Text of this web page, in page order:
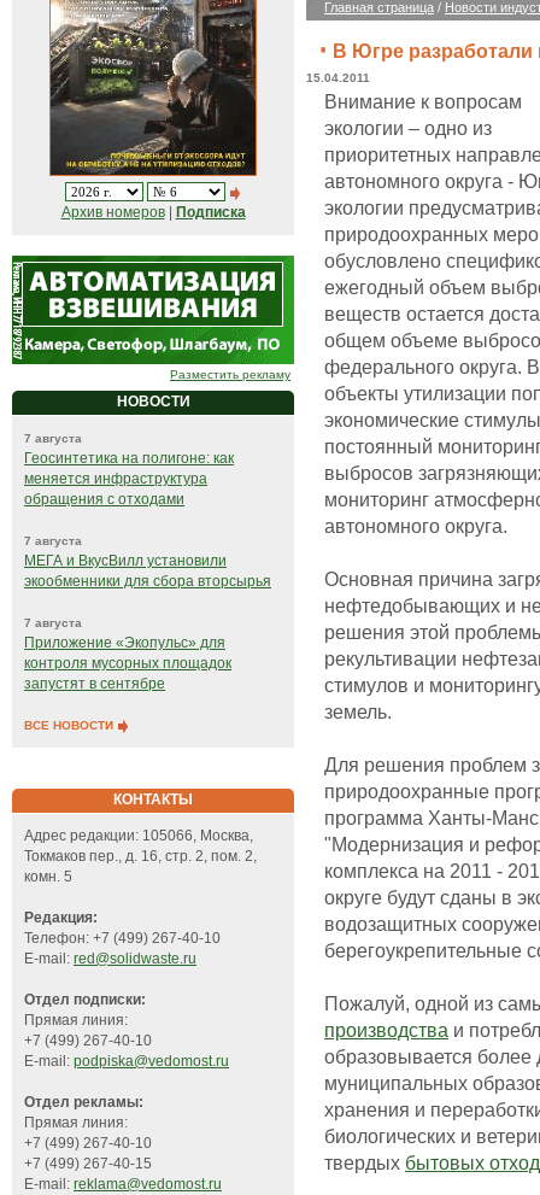
Архив номеров| Подписка
Разместить рекламу
НОВОСТИ
7 августа
Геосинтетика на полигоне: как
меняется инфраструктура
обращения с отходами
7 августа
МЕГА и ВкусВилл установили
экообменники для сбора вторсырья
7 августа
Приложение «Экопульс» для
контроля мусорных площадок
запустят в сентябре
ВСЕ НОВОСТИ
КОНТАКТЫ
Адрес редакции: 105066, Москва,
Токмаков пер., д. 16, стр. 2, пом. 2,
комн. 5
Редакция:
Телефон: +7 (499) 267-40-10
E-mail: red@solidwaste.ru
Отдел подписки:
Прямая линия:
+7 (499) 267-40-10
E-mail: podpiska@vedomost.ru
Отдел рекламы:
Прямая линия:
+7 (499) 267-40-10
+7 (499) 267-40-15
E-mail: reklama@vedomost.ru
Главная страница / Новости
В Югре разработали
15.04.2011
Внимание к вопросам
экологии – одно из
приоритетных
автономного округа -
экологии
природоохранных
обусловлено
ежегодный объем
веществ остается
общем объеме
федерального округа.
объекты утилизации
экономические
постоянный
выбросов
мониторинг
автономного округа.
Основная причина
нефтедобывающих и
решения этой
рекультивации
стимулов и
земель.
Для решения проблем
природоохранные
программа Ханты-
"Модернизация и
комплекса на 2011 -
округе будут сданы в
водозащитных
берегоукрепительные
Пожалуй, одной из
производства и
образовывается
муниципальных
хранения и
биологических и
твердых бытовых